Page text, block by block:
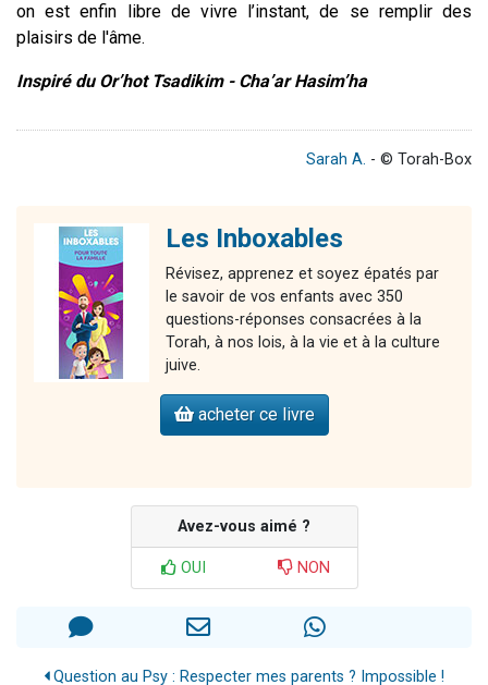
on est enfin libre de vivre l’instant, de se remplir des
plaisirs de l'âme.
Inspiré du Or’hot Tsadikim - Cha’ar Hasim’ha
Sarah A. - © Torah-Box
Les Inboxables
Révisez, apprenez et soyez épatés par
le savoir de vos enfants avec 350
questions-réponses consacrées à la
Torah, à nos lois, à la vie et à la culture
juive.
acheter ce livre
Avez-vous aimé ?
OUI NON
Question au Psy : Respecter mes parents ? Impossible !